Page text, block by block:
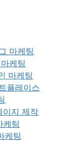
마케팅
케팅
마케팅
플레이스
이지 제작
케팅
케팅